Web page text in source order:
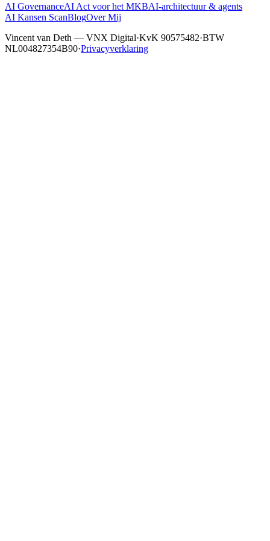
AI GovernanceAI Act voor het MKBAI-architectuur & agents
AI Kansen ScanBlogOver Mij
Vincent van Deth — VNX Digital·KvK 90575482·BTW
NL004827354B90·Privacyverklaring